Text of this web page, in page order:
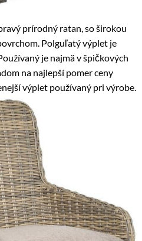
prírodný ratan, so širokou
Polguľatý výplet je
je najmä v špičkových
na najlepší pomer ceny
výplet používaný pri výrobe.